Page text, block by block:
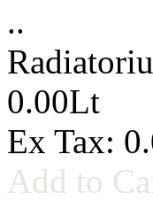
..
0.00Lt
Ex Tax:
Add to